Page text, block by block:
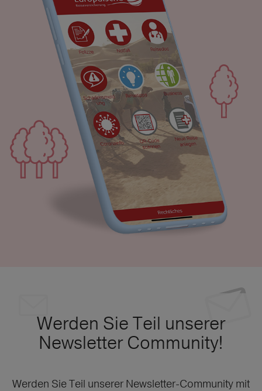
Werden Sie Teil unserer
Newsletter Community!
Werden Sie Teil unserer Newsletter-Community mit